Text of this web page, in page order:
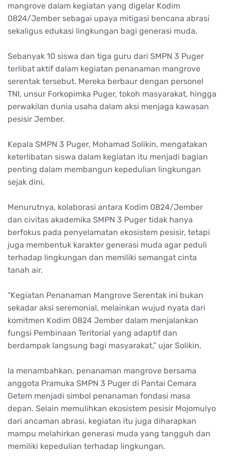
mangrove dalam kegiatan yang digelar Kodim
0824/Jember sebagai upaya mitigasi bencana abrasi
sekaligus edukasi lingkungan bagi generasi muda.
Sebanyak 10 siswa dan tiga guru dari SMPN 3 Puger
terlibat aktif dalam kegiatan penanaman mangrove
serentak tersebut. Mereka berbaur dengan personel
TNI, unsur Forkopimka Puger, tokoh masyarakat, hingga
perwakilan dunia usaha dalam aksi menjaga kawasan
pesisir Jember.
Kepala SMPN 3 Puger, Mohamad Solikin, mengatakan
keterlibatan siswa dalam kegiatan itu menjadi bagian
penting dalam membangun kepedulian lingkungan
sejak dini.
Menurutnya, kolaborasi antara Kodim 0824/Jember
dan civitas akademika SMPN 3 Puger tidak hanya
berfokus pada penyelamatan ekosistem pesisir, tetapi
juga membentuk karakter generasi muda agar peduli
terhadap lingkungan dan memiliki semangat cinta
tanah air.
“Kegiatan Penanaman Mangrove Serentak ini bukan
sekadar aksi seremonial, melainkan wujud nyata dari
komitmen Kodim 0824 Jember dalam menjalankan
fungsi Pembinaan Teritorial yang adaptif dan
berdampak langsung bagi masyarakat,” ujar Solikin.
Ia menambahkan, penanaman mangrove bersama
anggota Pramuka SMPN 3 Puger di Pantai Cemara
Getem menjadi simbol penanaman fondasi masa
depan. Selain memulihkan ekosistem pesisir Mojomulyo
dari ancaman abrasi, kegiatan itu juga diharapkan
mampu melahirkan generasi muda yang tangguh dan
memiliki kepedulian terhadap lingkungan.